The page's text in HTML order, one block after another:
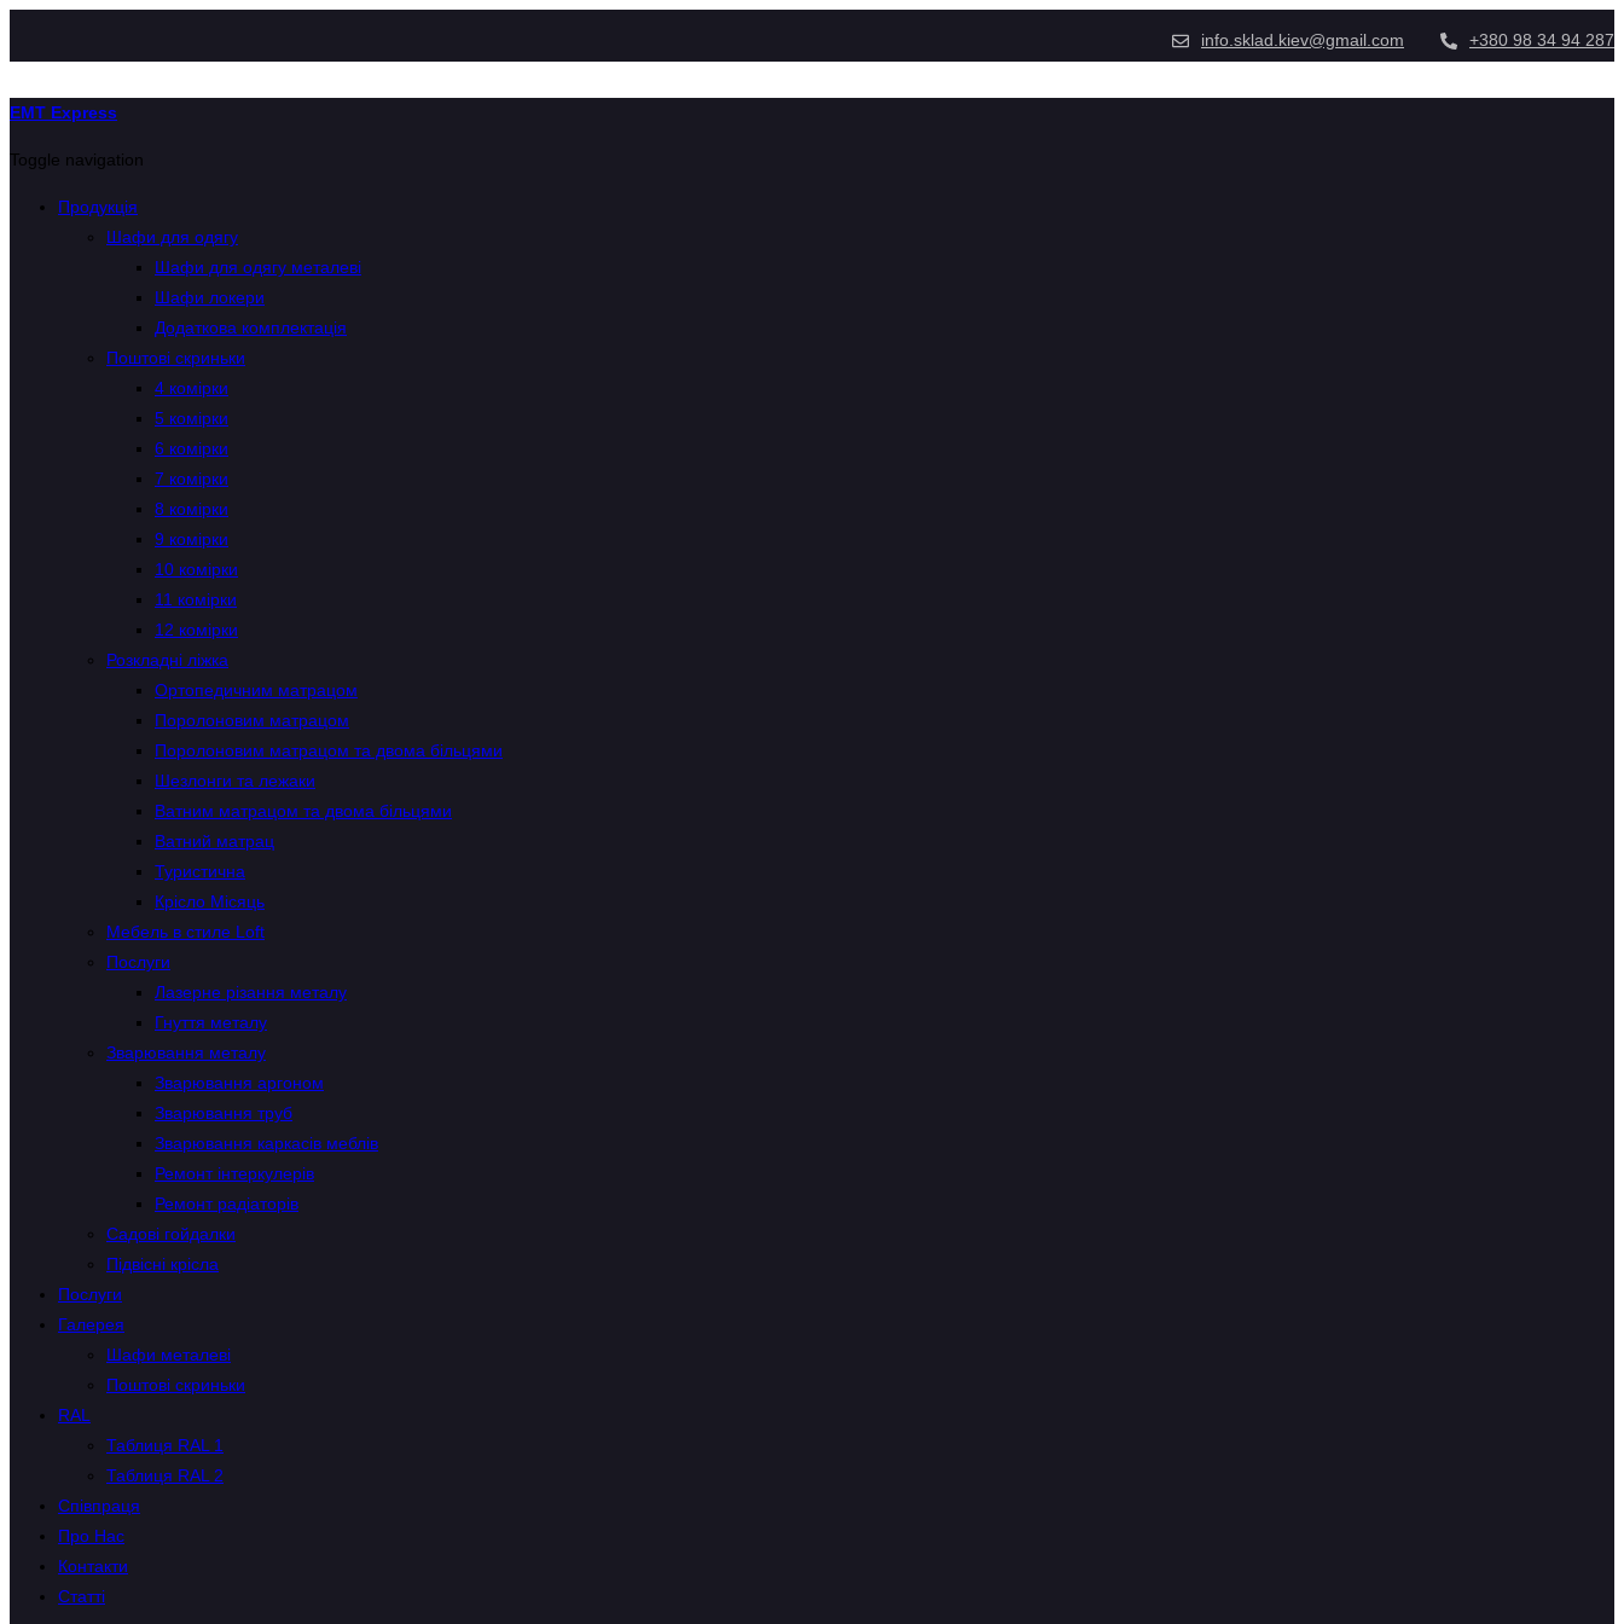
info.sklad.kiev@gmail.com +380 98 34 94 287
EMT Express
Toggle navigation
Продукція
Шафи для одягу
Шафи для одягу металеві
Шафи локери
Додаткова комплектація
Поштові скриньки
4 комірки
5 комірки
6 комірки
7 комірки
8 комірки
9 комірки
10 комірки
11 комірки
12 комірки
Розкладні ліжка
Ортопедичним матрацом
Поролоновим матрацом
Поролоновим матрацом та двома більцями
Шезлонги та лежаки
Ватним матрацом та двома більцями
Ватний матрац
Туристична
Крісло Місяць
Мебель в стиле Loft
Послуги
Лазерне різання металу
Гнуття металу
Зварювання металу
Зварювання аргоном
Зварювання труб
Зварювання каркасів меблів
Ремонт інтеркулерів
Ремонт радіаторів
Садові гойдалки
Підвісні крісла
Послуги
Галерея
Шафи металеві
Поштові скриньки
RAL
Таблиця RAL 1
Таблиця RAL 2
Співпраця
Про Нас
Контакти
Статті